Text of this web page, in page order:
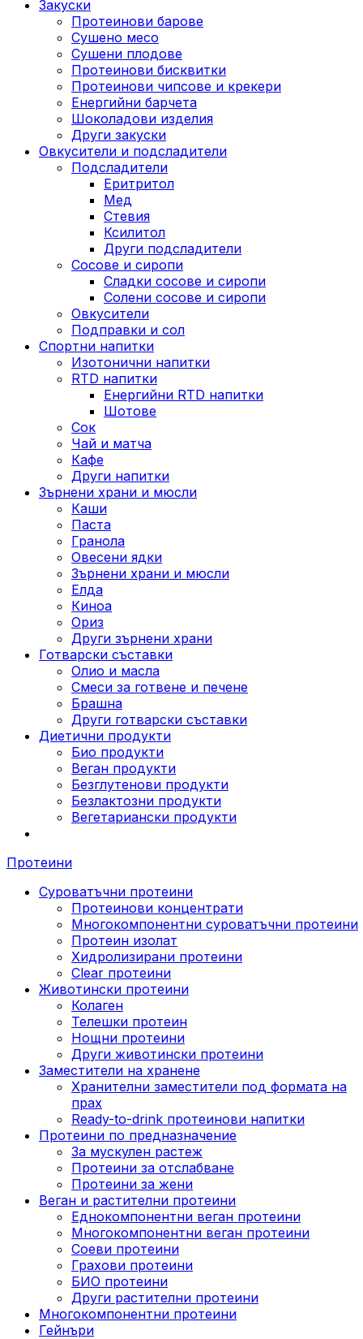
3акуски
Протеинови бaрове
Сушено месо
Сушени плодове
Протеинови бисквитки
Протеинови чипсове и крекери
Енергийни барчета
Шоколадови изделия
Други закуски
Овкусители и подсладители
Подсладители
Еритритол
Мед
Стевия
Ксилитол
Други подсладители
Сосове и сиропи
Сладки сосове и сиропи
Солени сосове и сиропи
Овкусители
Подправки и сол
Спортни напитки
Изотонични напитки
RTD напитки
Енергийни RTD напитки
Шотове
Сок
Чай и матча
Кафе
Други напитки
Зърнени храни и мюсли
Каши
Паста
Гранола
Овесени ядки
Зърнени храни и мюсли
Елда
Киноа
Ориз
Други зърнени храни
Готварски съставки
Олио и масла
Смеси за готвене и печене
Брашна
Други готварски съставки
Диетични продукти
Био продукти
Веган продукти
Безглутенови продукти
Безлактозни продукти
Вегетариански продукти
Протеини
Суроватъчни протеини
Протеинови концентрати
Многокомпонентни суроватъчни протеини
Протеин изолат
Хидролизирани протеини
Clear протеини
Животински протеини
Колаген
Телешки протеин
Нощни протеини
Други животински протеини
Заместители на хранене
Хранителни заместители под формата на
прах
Ready-to-drink протеинови напитки
Протеини по предназначение
За мускулен растеж
Протеини за отслабване
Протеини за жени
Веган и растителни протеини
Еднокомпонентни веган протеини
Многокомпонентни веган протеини
Соеви протеини
Грахови протеини
БИО протеини
Други растителни протеини
Многокомпонентни протеини
Гейнъри